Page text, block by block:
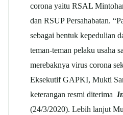
corona yaitu RSAL
dan RSUP Persahabatan.
sebagai bentuk kepedulian
teman-teman pelaku usaha
merebaknya virus corona
Eksekutif GAPKI, Mukti
keterangan resmi diterima
(24/3/2020). Lebih lanjut